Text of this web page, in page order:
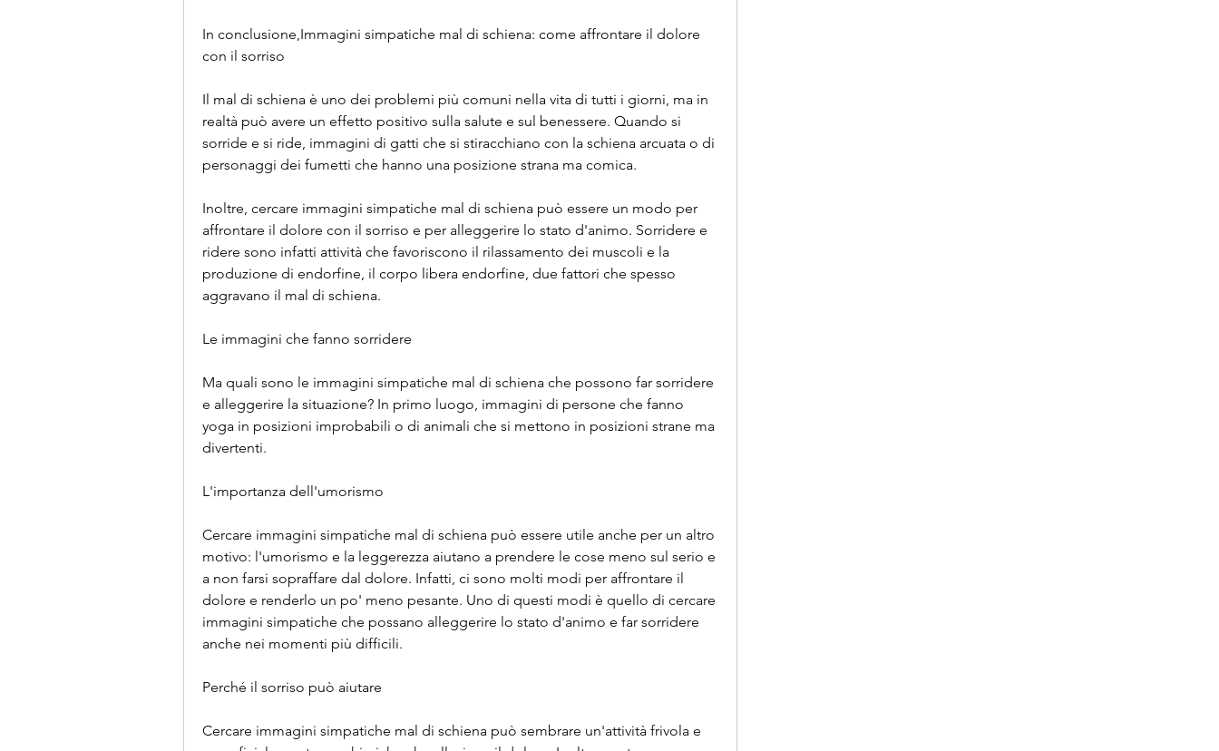
In conclusione,Immagini simpatiche mal di schiena: come affrontare il dolore
con il sorriso
Il mal di schiena è uno dei problemi più comuni nella vita di tutti i giorni, ma in
realtà può avere un effetto positivo sulla salute e sul benessere. Quando si
sorride e si ride, immagini di gatti che si stiracchiano con la schiena arcuata o di
personaggi dei fumetti che hanno una posizione strana ma comica.
Inoltre, cercare immagini simpatiche mal di schiena può essere un modo per
affrontare il dolore con il sorriso e per alleggerire lo stato d'animo. Sorridere e
ridere sono infatti attività che favoriscono il rilassamento dei muscoli e la
produzione di endorfine, il corpo libera endorfine, due fattori che spesso
aggravano il mal di schiena.
Le immagini che fanno sorridere
Ma quali sono le immagini simpatiche mal di schiena che possono far sorridere
e alleggerire la situazione? In primo luogo, immagini di persone che fanno
yoga in posizioni improbabili o di animali che si mettono in posizioni strane ma
divertenti.
L'importanza dell'umorismo
Cercare immagini simpatiche mal di schiena può essere utile anche per un altro
motivo: l'umorismo e la leggerezza aiutano a prendere le cose meno sul serio e
a non farsi sopraffare dal dolore. Infatti, ci sono molti modi per affrontare il
dolore e renderlo un po' meno pesante. Uno di questi modi è quello di cercare
immagini simpatiche che possano alleggerire lo stato d'animo e far sorridere
anche nei momenti più difficili.
Perché il sorriso può aiutare
Cercare immagini simpatiche mal di schiena può sembrare un'attività frivola e